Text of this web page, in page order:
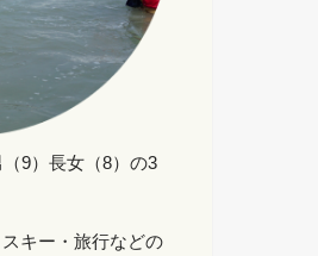
9）長女（8）の3
キー・旅行などの